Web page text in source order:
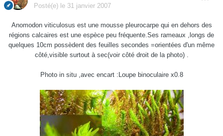
Posté(e) le 31 janvier 2007
Anomodon viticulosus est une mousse pleurocarpe qui en dehors des
régions calcaires est une espèce peu fréquente.Ses rameaux ,longs de
quelques 10cm possèdent des feuilles secondes =orientées d'un même
côté,visible surtout à sec(voir côté droit de la photo) .
Photo in situ ,avec encart :Loupe binoculaire x0.8